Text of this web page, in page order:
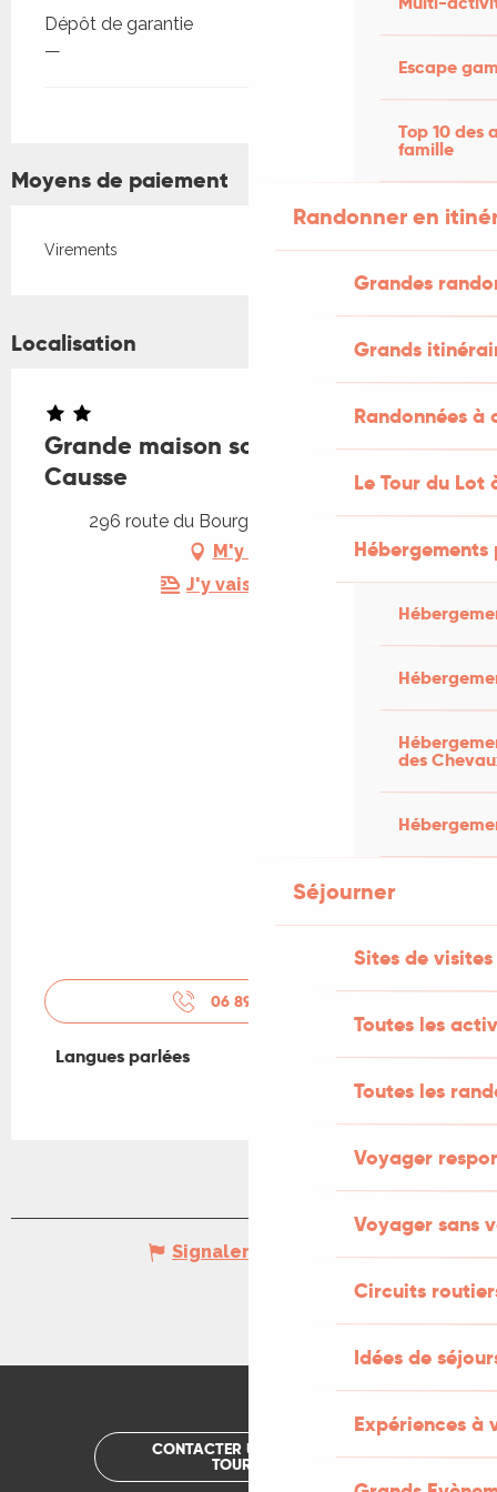
Escape
Top 10 des
famille
Randonner en
Grandes
Grands
Randonnées
Le Tour du Lot
des
Séjourner
Sites de visites
Toutes les
Toutes les
Voyager
Voyager sans
Circuits
Idées de
Expériences à
Dépôt de garantie
—
Moyens de paiement
Virements
Localisation
Grande maison sous les étoiles du
Causse
296 route du Bourg, 46320 Espédaillac
M'y rendre
J'y vais en train !
06 89 56 53
Langues parlées
Langues parlées
Signaler une erreur
CONTACTER UN OFFICE DE
TOURISME